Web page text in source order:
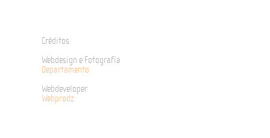
Créditos
Webdesign e Fotografía
Departamento
Webdeveloper
Webprodz